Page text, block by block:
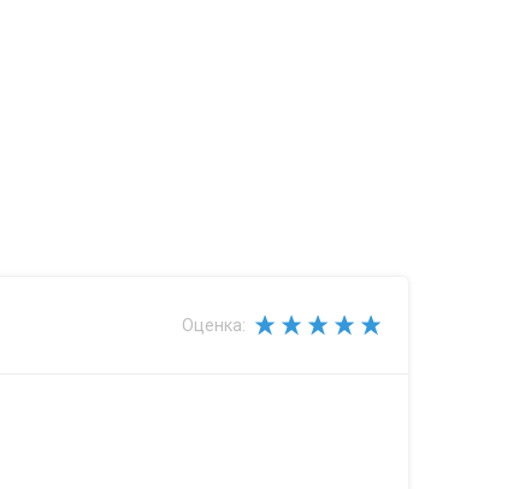
Оценка: